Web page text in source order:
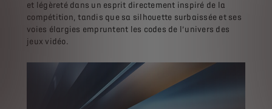
et légèreté dans un esprit directement inspiré de la
compétition, tandis que sa silhouette surbaissée et ses
voies élargies empruntent les codes de l’univers des
jeux vidéo.